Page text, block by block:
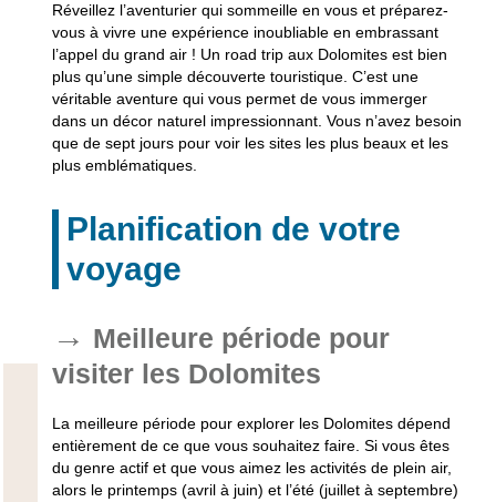
Réveillez l’aventurier qui sommeille en vous et préparez-
vous à vivre une expérience inoubliable en embrassant
l’appel du grand air ! Un road trip aux Dolomites est bien
plus qu’une simple découverte touristique. C’est une
véritable aventure qui vous permet de vous immerger
dans un décor naturel impressionnant. Vous n’avez besoin
que de sept jours pour voir les sites les plus beaux et les
plus emblématiques.
Planification de votre
voyage
Meilleure période pour
visiter les Dolomites
La meilleure période pour explorer les Dolomites dépend
entièrement de ce que vous souhaitez faire. Si vous êtes
du genre actif et que vous aimez les activités de plein air,
alors le printemps (avril à juin) et l’été (juillet à septembre)